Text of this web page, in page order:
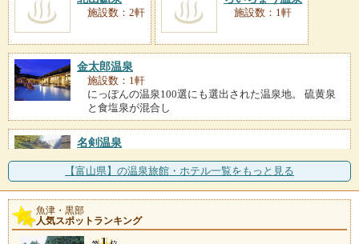
施設数：2軒 施設数：1軒
金太郎温泉
施設数：1軒
にっぽんの温泉100選にも選出された温泉地。 硫黄泉
と食塩泉が混合し
名剣温泉
源泉は黒部渓谷の最奥にある1800m上流の祖母谷温
泉。なめらかな肌ざわ
【富山県】の温泉旅館・ホテル一覧をもっと見る
魚津・黒部
人気スポットランキング